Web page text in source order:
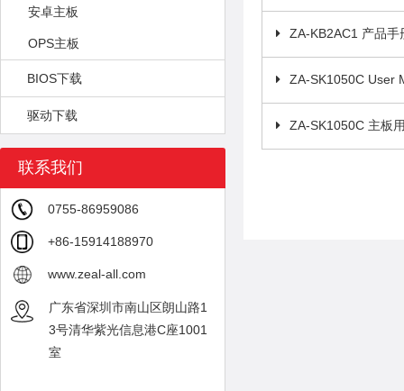
安卓主板
OPS主板
BIOS下载
驱动下载
联系我们
0755-86959086
+86-15914188970
www.zeal-all.com
广东省深圳市南山区朗山路1
3号清华紫光信息港C座1001
室
ZA-KB2AC1 产品手
ZA-SK1050C User
ZA-SK1050C 主板